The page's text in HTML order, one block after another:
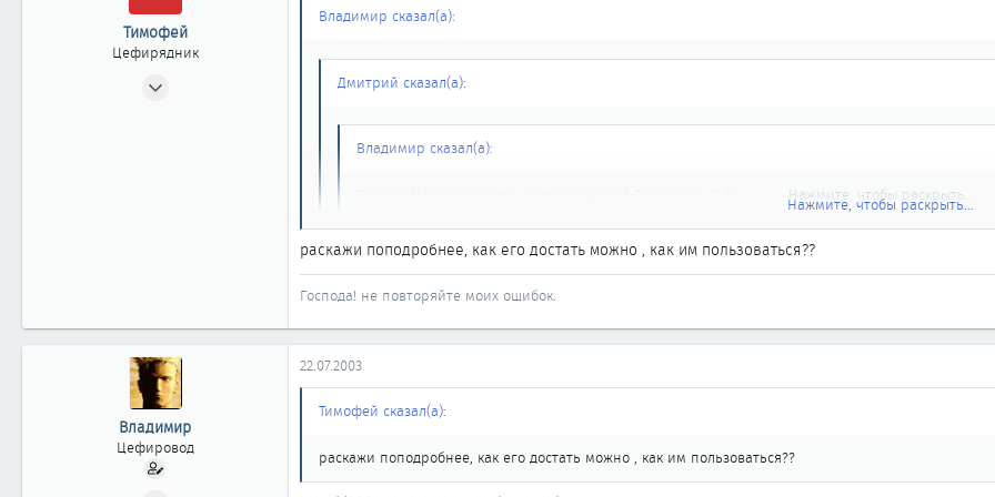
Тимофей
Цефирядник
Владимир сказал(а):
Дмитрий сказал(а):
Владимир сказал(а):
Нажмите, чтобы раскрыть...
ээээээ.... это что за зверь?
Это на Консалте тест по проверке эффективности работы цилиндров. Поочередно отключается
Кстати, я тут веду переписку с создателями CONZULT-a (софтрверная версия Консалта для РС-
сейчас работают над серией VQ... Там этот тест есть тоже... Жду, не дождусь, когда они ее доделают...
Нажмите, чтобы раскрыть...
раскажи поподробнее, как его достать можно , как им пользоваться??
Господа! не повторяйте моих ошибок.
Владимир
Цефировод
22.07.2003
Тимофей сказал(а):
раскажи поподробнее, как его достать можно , как им пользоваться??